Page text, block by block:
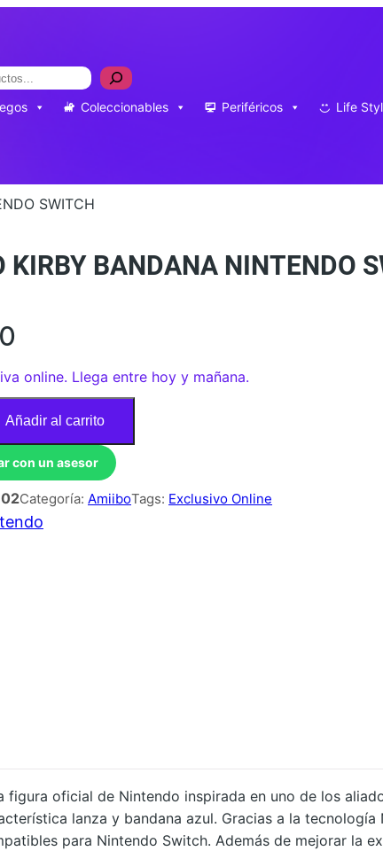
Coleccionables Periféricos Life
SWITCH
KIRBY BANDANA NINTENDO
online. Llega entre hoy y mañana.
Añadir al carrito
con un asesor
Categoría: AmiiboTags: Exclusivo Online
oficial de Nintendo inspirada en uno de los
lanza y bandana azul. Gracias a la tecnología
para Nintendo Switch. Además de mejorar la